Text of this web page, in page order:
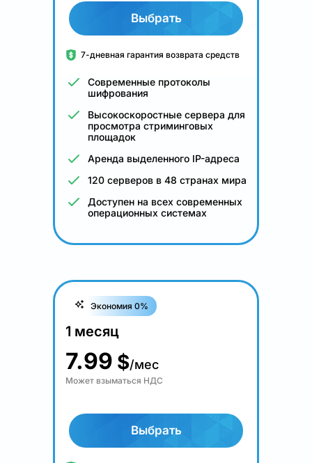
Выбрать
7-дневная гарантия возврата средств
Современные протоколы
шифрования
Высокоскоростные сервера для
просмотра стриминговых
площадок
Аренда выделенного IP-адреса
120 серверов в 48 странах мира
Доступен на всех современных
операционных системах
Экономия 0%
1 месяц
7.99 $/мес
Может взыматься НДС
Выбрать